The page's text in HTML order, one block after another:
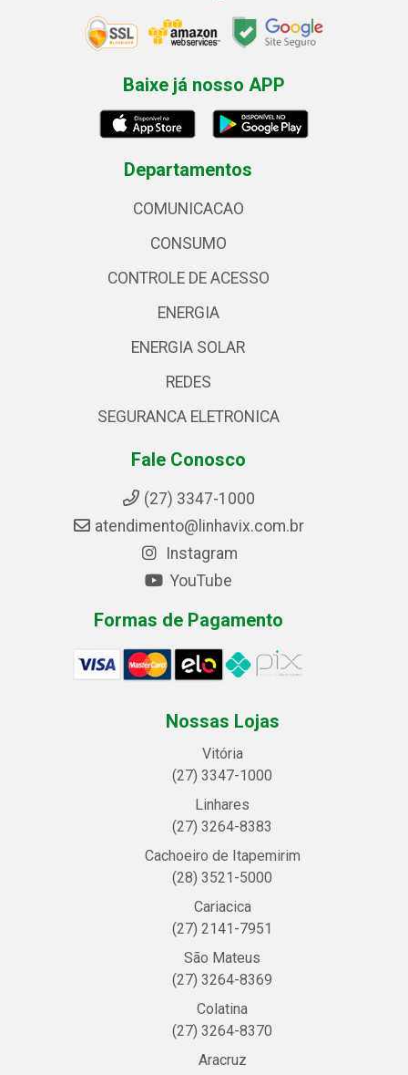
Baixe já nosso APP
Departamentos
COMUNICACAO
CONSUMO
CONTROLE DE ACESSO
ENERGIA
ENERGIA SOLAR
REDES
SEGURANCA ELETRONICA
Fale Conosco
(27) 3347-1000
atendimento@linhavix.com.br
Instagram
YouTube
Formas de Pagamento
Nossas Lojas
Vitória
(27) 3347-1000
Linhares
(27) 3264-8383
Cachoeiro de Itapemirim
(28) 3521-5000
Cariacica
(27) 2141-7951
São Mateus
(27) 3264-8369
Colatina
(27) 3264-8370
Aracruz